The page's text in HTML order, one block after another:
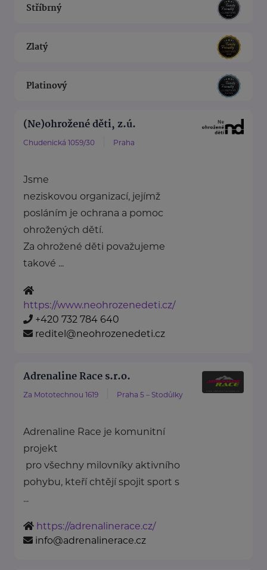
Stříbrný
Zlatý
Platinový
(Ne)ohrožené děti, z.ú.
Chudenická 1059/30 Praha
Jsme
neziskovou organizací, jejímž
posláním je ochrana a pomoc
ohrožených dětí.
Za ohrožené děti považujeme
takové ...
https://www.neohrozenedeti.cz/
+420 732 784 640
reditel@neohrozenedeti.cz
Adrenaline Race s.r.o.
Za Mototechnou 1619 Praha 5 – Stodůlky
Adrenaline Race je komunitní
projekt
pro všechny milovníky aktivního
pohybu, kteří chtějí spojit sport s
...
https://adrenalinerace.cz/
info@adrenalinerace.cz